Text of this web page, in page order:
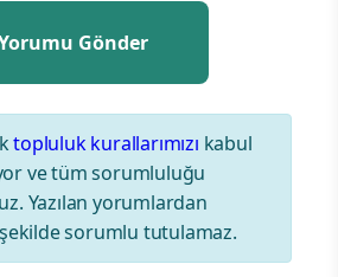
topluluk kurallarımızı kabul
ve tüm sorumluluğu
Yazılan yorumlardan
sorumlu tutulamaz.